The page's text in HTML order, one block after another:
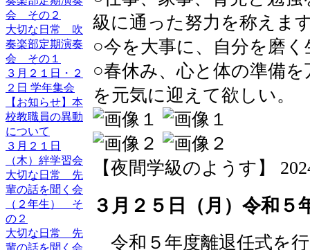
会 その２
大切な日常 吹
奏楽部定期演奏
会 その１
３月２１日・２
２日 学年集会
【お知らせ】本
校教職員の異動
について
３月２１日
（木）絆学習会
大切な日常 先
輩の話を聞く会
（２年生） そ
の２
大切な日常 先
輩の話を聞く会
級に通った努力を称えま
○今を大事に、自分を磨
○春休み、心と体の準備
を元気に迎えて欲しい。
【夜間学級のようす】
３月２５日（月）令和５
令和５年度離退任式を